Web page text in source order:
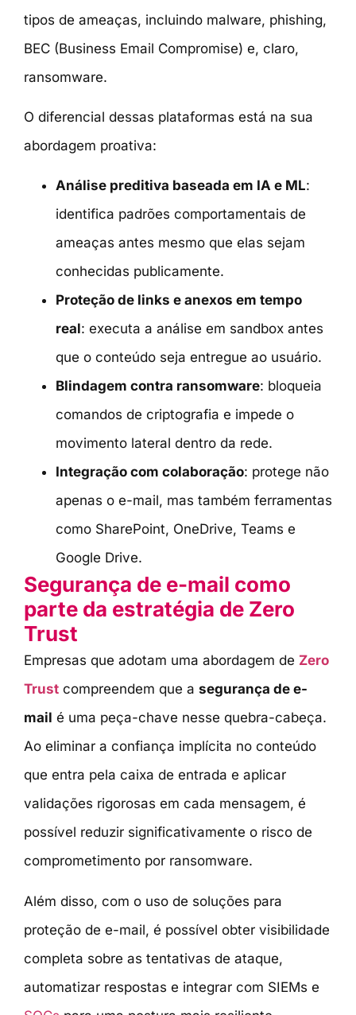
tipos de ameaças, incluindo malware, phishing,
BEC (Business Email Compromise) e, claro,
ransomware.
O diferencial dessas plataformas está na sua
abordagem proativa:
Análise preditiva baseada em IA e ML:
identifica padrões comportamentais de
ameaças antes mesmo que elas sejam
conhecidas publicamente.
Proteção de links e anexos em tempo
real: executa a análise em sandbox antes
que o conteúdo seja entregue ao usuário.
Blindagem contra ransomware: bloqueia
comandos de criptografia e impede o
movimento lateral dentro da rede.
Integração com colaboração: protege não
apenas o e-mail, mas também ferramentas
como SharePoint, OneDrive, Teams e
Google Drive.
Segurança de e-mail como
parte da estratégia de Zero
Trust
Empresas que adotam uma abordagem de Zero
Trust compreendem que a segurança de e-
mail é uma peça-chave nesse quebra-cabeça.
Ao eliminar a confiança implícita no conteúdo
que entra pela caixa de entrada e aplicar
validações rigorosas em cada mensagem, é
possível reduzir significativamente o risco de
comprometimento por ransomware.
Além disso, com o uso de soluções para
proteção de e-mail, é possível obter visibilidade
completa sobre as tentativas de ataque,
automatizar respostas e integrar com SIEMs e